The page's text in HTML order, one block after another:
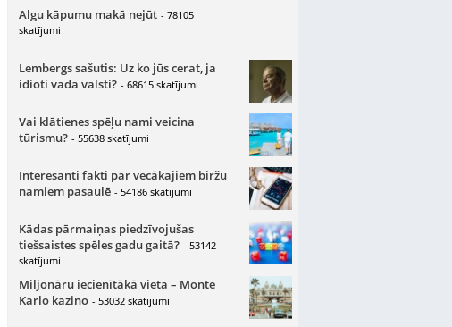
Algu kāpumu makā nejūt - 78105
skatījumi
Lembergs sašutis: Uz ko jūs cerat, ja
idioti vada valsti? - 68615 skatījumi
Vai klātienes spēļu nami veicina
tūrismu? - 55638 skatījumi
Interesanti fakti par vecākajiem biržu
namiem pasaulē - 54186 skatījumi
Kādas pārmaiņas piedzīvojušas
tiešsaistes spēles gadu gaitā? - 53142
skatījumi
Miljonāru iecienītākā vieta – Monte
Karlo kazino - 53032 skatījumi